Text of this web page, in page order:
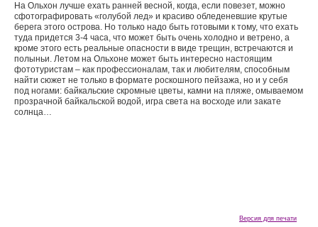
На Ольхон лучше ехать ранней весной, когда, если повезет, можно
сфотографировать «голубой лед» и красиво обледеневшие крутые
берега этого острова. Но только надо быть готовыми к тому, что ехать
туда придется 3-4 часа, что может быть очень холодно и ветрено, а
кроме этого есть реальные опасности в виде трещин, встречаются и
полыньи. Летом на Ольхоне может быть интересно настоящим
фототуристам – как профессионалам, так и любителям, способным
найти сюжет не только в формате роскошного пейзажа, но и у себя
под ногами: байкальские скромные цветы, камни на пляже, омываемом
прозрачной байкальской водой, игра света на восходе или закате
солнца…
Версия для печати